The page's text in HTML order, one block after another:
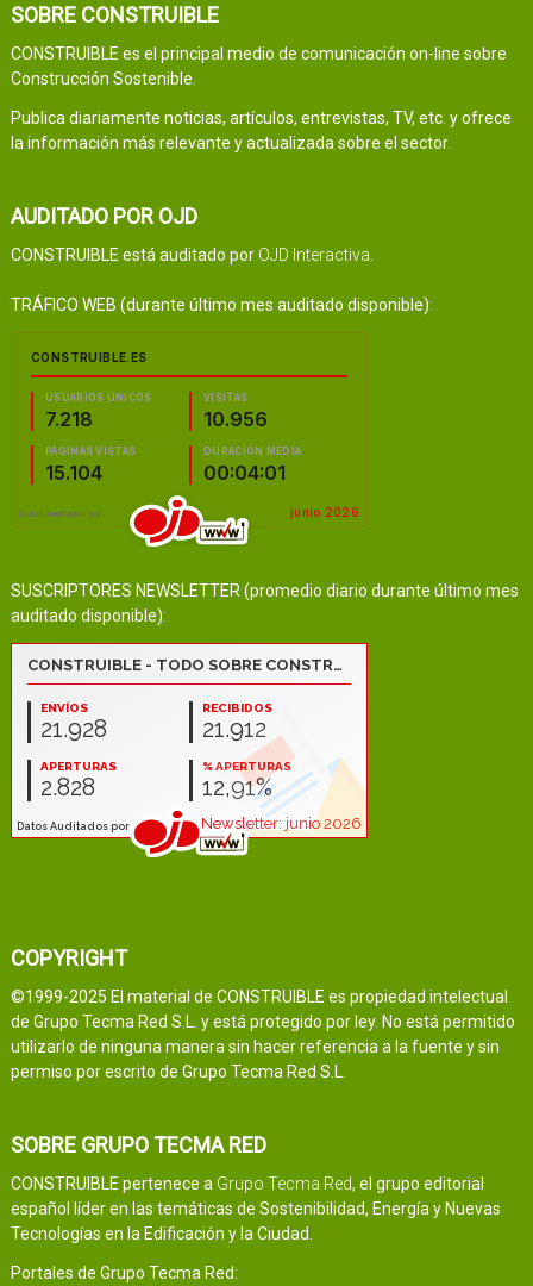
SOBRE CONSTRUIBLE
CONSTRUIBLE es el principal medio de comunicación on-line sobre
Construcción Sostenible.
Publica diariamente noticias, artículos, entrevistas, TV, etc. y ofrece
la información más relevante y actualizada sobre el sector.
AUDITADO POR OJD
CONSTRUIBLE está auditado por OJD Interactiva
TRÁFICO WEB (durante último mes auditado disponible):
SUSCRIPTORES NEWSLETTER (promedio diario durante último mes
auditado disponible):
COPYRIGHT
©1999-2025 El material de CONSTRUIBLE es propiedad intelectual
de Grupo Tecma Red S.L. y está protegido por ley. No está permitido
utilizarlo de ninguna manera sin hacer referencia a la fuente y sin
permiso por escrito de Grupo Tecma Red S.L.
SOBRE GRUPO TECMA RED
CONSTRUIBLE pertenece a Grupo Tecma Red, el grupo editorial
español líder en las temáticas de Sostenibilidad, Energía y Nuevas
Tecnologías en la Edificación y la Ciudad.
Portales de Grupo Tecma Red: